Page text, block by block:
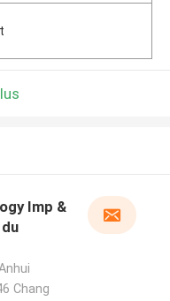
Imp &
Chang